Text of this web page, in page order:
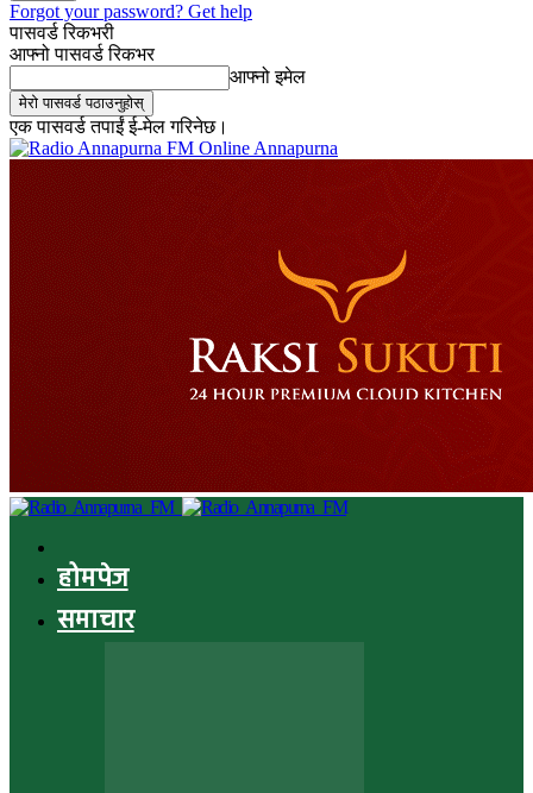
Forgot your password? Get help
पासवर्ड रिकभरी
आफ्नो पासवर्ड रिकभर
आफ्नो इमेल
एक पासवर्ड तपाईं ई-मेल गरिनेछ।
Online Annapurna
होमपेज
समाचार